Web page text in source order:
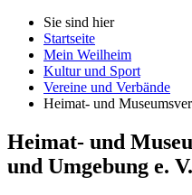
Sie sind hier
Startseite
Mein Weilheim
Kultur und Sport
Vereine und Verbände
Heimat- und
Heimat- und
und Umgebung e. V.